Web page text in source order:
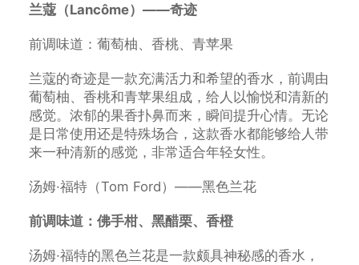
兰蔻（Lancôme）——奇迹
前调味道：葡萄柚、香桃、青苹果
兰蔻的奇迹是一款充满活力和希望的香水，前调由
葡萄柚、香桃和青苹果组成，给人以愉悦和清新的
感觉。浓郁的果香扑鼻而来，瞬间提升心情。无论
是日常使用还是特殊场合，这款香水都能够给人带
来一种清新的感觉，非常适合年轻女性。
汤姆·福特（Tom Ford）——黑色兰花
前调味道：佛手柑、黑醋栗、香橙
汤姆·福特的黑色兰花是一款颇具神秘感的香水，